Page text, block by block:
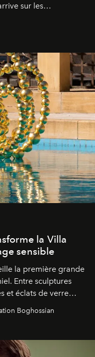
sur les
la Villa
sensible
la première grande
Entre sculptures
et éclats de verre
le souvenir
Boghossian